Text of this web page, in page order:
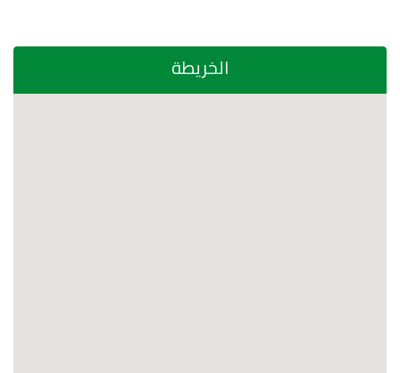
الخريطة